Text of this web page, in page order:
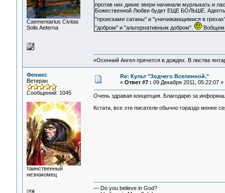
Сaementarius Civitas
Solis Aeterna
против них дикие звери начинали мурлыкать и
Божественной Любви будет ЕЩЕ БОЛЬШЕ.
"происками сатаны" и "уничижающимися в
"добром" и "альтернативным добром".
«Осенний Ангел прячется в дождях. В листве
Феникс
Ветеран
Сообщений: 1045
таинственный
незнакомец
Re: Культ "Зодчего Вселенной."
« Ответ #7 : 09 Декабря 2011, 05:22:07 »
Очень здравая концепция. Благодарю за
Кстати, все эти писатели обычно гораздо менее
— Do you believe in God?